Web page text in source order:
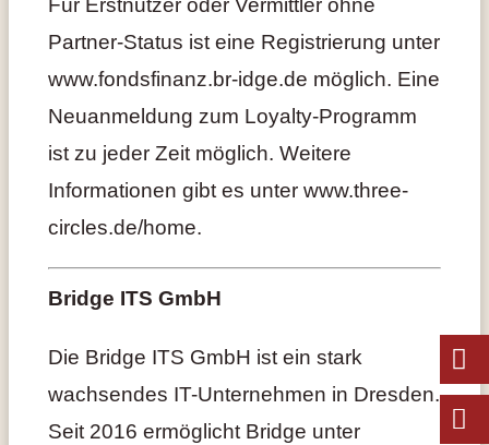
Partner-Status ist eine Registrierung unter
www.fondsfinanz.br-idge.de möglich. Eine
Neuanmeldung zum Loyalty-Programm
ist zu jeder Zeit möglich. Weitere
Informationen gibt es unter www.three-
circles.de/home.
Bridge ITS GmbH
Die Bridge ITS GmbH ist ein stark
wachsendes IT-Unternehmen in Dresden.
Seit 2016 ermöglicht Bridge unter